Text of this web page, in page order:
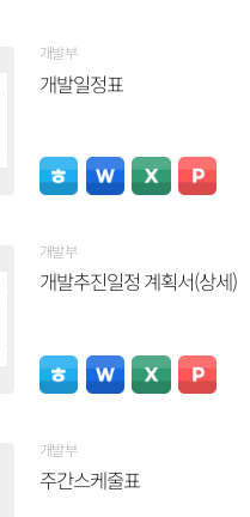
개발부
개발일정표
개발부
개발추진일정 계획서(상세)
개발부
주간스케줄표